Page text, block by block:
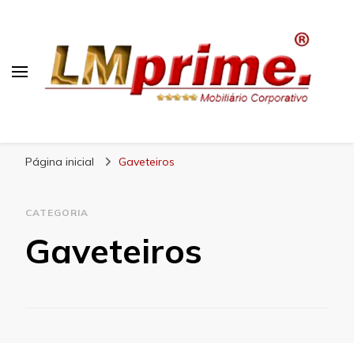
Página inicial Gaveteiros
CATEGORIA
Gaveteiros